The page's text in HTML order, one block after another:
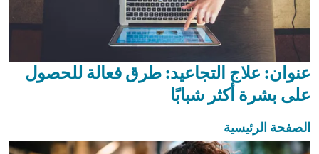
عنوان: علاج التجاعيد: طرق فعالة للحصول
على بشرة أكثر شبابًا
الصفحة الرئيسية